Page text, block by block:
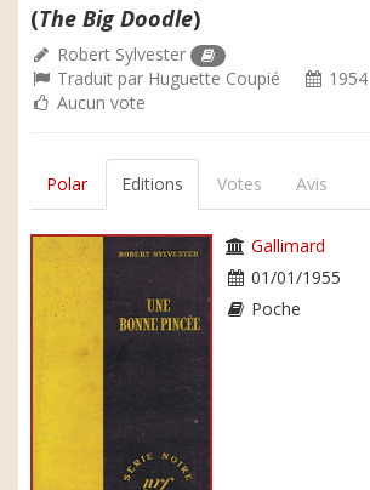
(The Big Doodle)
Robert Sylvester
Traduit par Huguette Coupié
1954
Aucun vote
Polar Editions Votes Avis
Gallimard
01/01/1955
Poche